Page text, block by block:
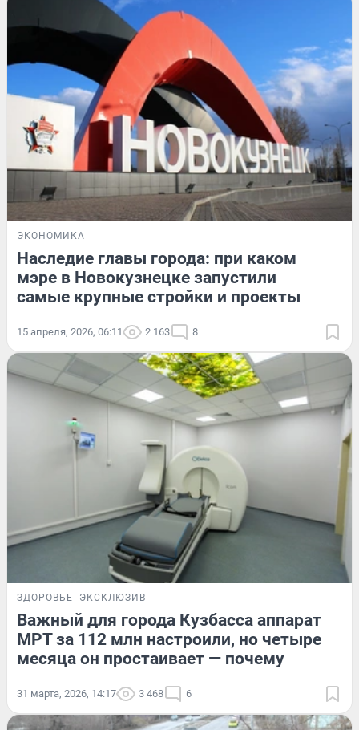
ЭКОНОМИКА
Наследие главы города: при каком
мэре в Новокузнецке запустили
самые крупные стройки и проекты
15 апреля, 2026, 06:11 2 163 8
ЗДОРОВЬЕ ЭКСКЛЮЗИВ
Важный для города Кузбасса аппарат
МРТ за 112 млн настроили, но четыре
месяца он простаивает — почему
31 марта, 2026, 14:17 3 468 6